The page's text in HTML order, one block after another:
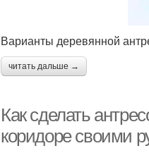
Варианты деревянной
читать дальше →
Как сделать
коридоре своими